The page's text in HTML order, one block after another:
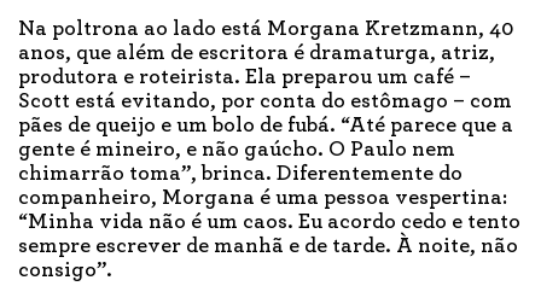
Na poltrona ao lado está Morgana Kretzmann, 40
anos, que além de escritora é dramaturga, atriz,
produtora e roteirista. Ela preparou um café –
Scott está evitando, por conta do estômago – com
pães de queijo e um bolo de fubá. “Até parece que a
gente é mineiro, e não gaúcho. O Paulo nem
chimarrão toma”, brinca. Diferentemente do
companheiro, Morgana é uma pessoa vespertina:
“Minha vida não é um caos. Eu acordo cedo e tento
sempre escrever de manhã e de tarde. À noite, não
consigo”.